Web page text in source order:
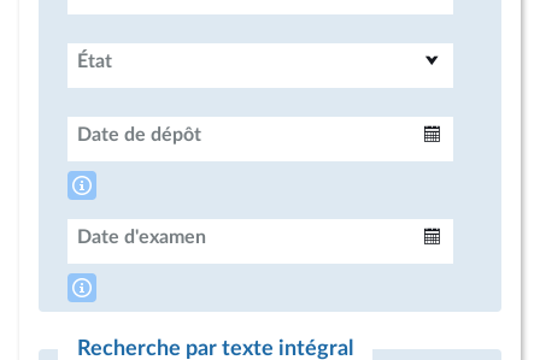
État
Date de dépôt
Date d'examen
Recherche par texte intégral